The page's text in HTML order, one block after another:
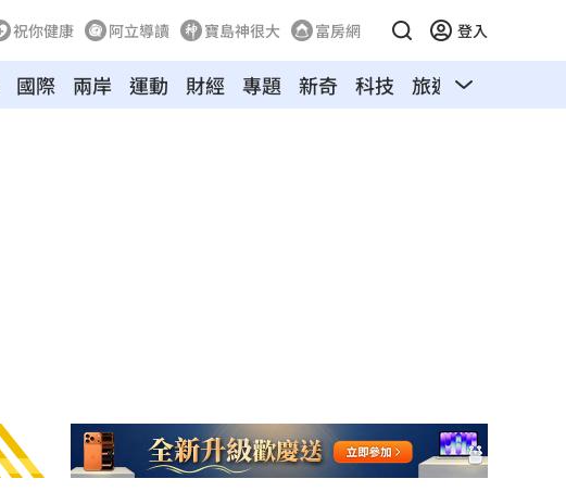
祝你健康 阿立導讀 寶島神很大 富房網 登入
國際 兩岸 運動 財經 專題 新奇 科技 旅遊 汽車